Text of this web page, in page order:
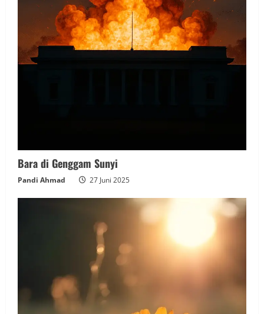
Bara di Genggam Sunyi
Pandi Ahmad 27 Juni 2025